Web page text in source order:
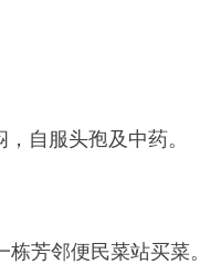
自服头孢及中药。
芳邻便民菜站买菜。